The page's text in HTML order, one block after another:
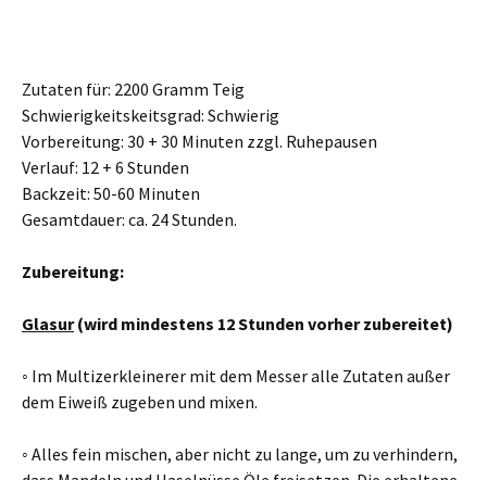
Zutaten für: 2200 Gramm Teig
Schwierigkeitskeitsgrad: Schwierig
Vorbereitung: 30 + 30 Minuten zzgl. Ruhepausen
Verlauf: 12 + 6 Stunden
Backzeit: 50-60 Minuten
Gesamtdauer: ca. 24 Stunden.
Zubereitung:
Glasur(wird mindestens 12 Stunden vorher zubereitet)
◦ Im Multizerkleinerer mit dem Messer alle Zutaten außer
dem Eiweiß zugeben und mixen.
◦ Alles fein mischen, aber nicht zu lange, um zu verhindern,